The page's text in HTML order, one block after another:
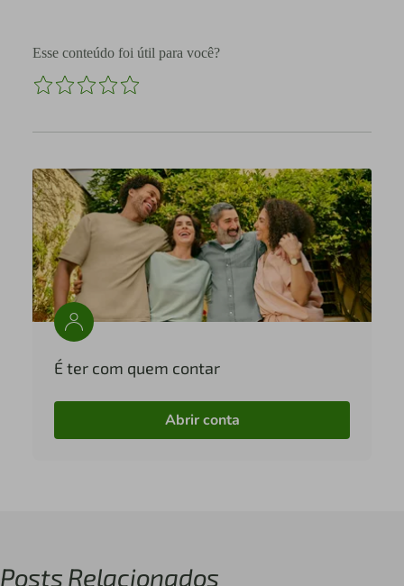
Esse conteúdo foi útil para você?
É ter com quem contar
Abrir conta
Posts Relacionados